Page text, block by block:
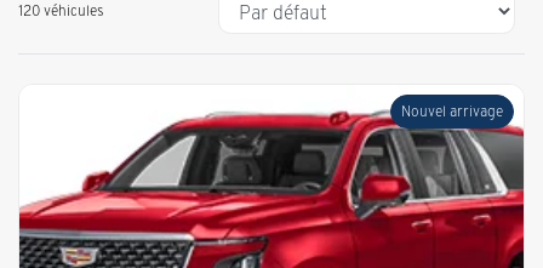
120 véhicules
Nouvel arrivage